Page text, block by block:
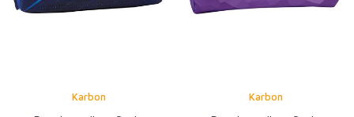
Karbon Karbon